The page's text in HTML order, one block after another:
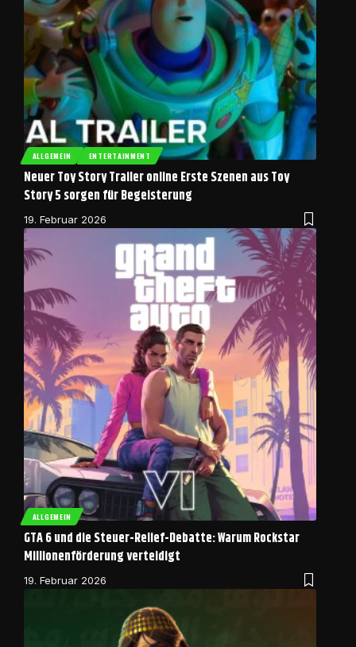
ALLGEMEIN ENTERTAINMENT
Neuer Toy Story Trailer online Erste Szenen aus Toy
Story 5 sorgen für Begeisterung
19. Februar 2026
ALLGEMEIN
GTA 6 und die Steuer-Relief-Debatte: Warum Rockstar
Millionenförderung verteidigt
19. Februar 2026